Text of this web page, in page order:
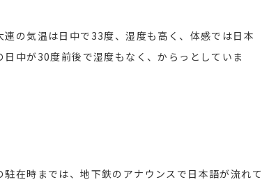
の気温は日中で33度、湿度も高く、体感では日本
中が30度前後で湿度もなく、からっとしていま
在時までは、地下鉄のアナウンスで日本語が流れて